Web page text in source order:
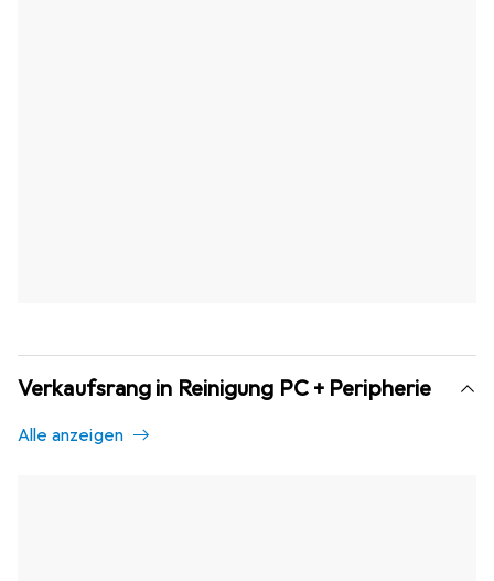
Verkaufsrang in Reinigung PC + Peripherie
Alle anzeigen